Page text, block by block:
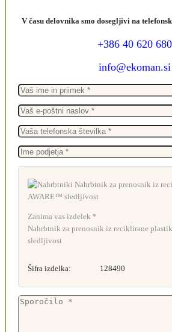
V času delovnika smo dosegljivi na
+386 40 620 680
info@ekoman.si
Zanima vas izdelek *
Nahrbtnik za prenosnik iz reciklirane
sledljivost
Šifra izdelka: 128490